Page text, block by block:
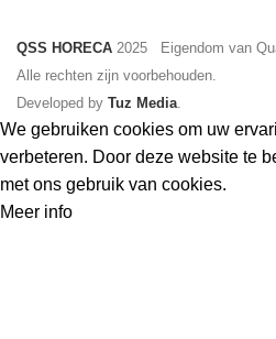
QSS HORECA 2025 Eigendom van
Alle rechten zijn voorbehouden.
Developed by Tuz Media.
We gebruiken cookies om uw
verbeteren. Door deze website te
met ons gebruik van cookies.
Meer info